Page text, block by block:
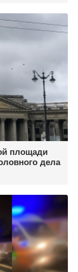
площади
дела